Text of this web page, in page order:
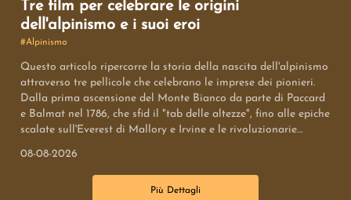
Tre film per celebrare le origini
dell'alpinismo e i suoi eroi
#Alpinismo
Questo articolo ripercorre la storia della nascita dell'alpinismo
attraverso tre pellicole che celebrano le imprese dei pionieri.
Dalla prima ascensione del Monte Bianco da parte di Paccard
e Balmat nel 1786, che sfid￲ il "tab￹ delle altezze", fino alle epiche
scalate sull'Everest di Mallory e Irvine e le rivoluzionarie
affascinante, evidenziando lo spirito di avventura e la
determinazione che hanno spinto l'uomo a conquistare le vette
08-08-2026
Più Dettagli